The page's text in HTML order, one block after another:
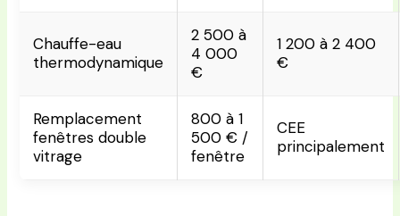
Chauffe-eau
thermodynamique
2 500 à
4 000
€
1 200 à 2 400
€
Remplacement
fenêtres double
vitrage
800 à 1
500 € /
fenêtre
CEE
principalement